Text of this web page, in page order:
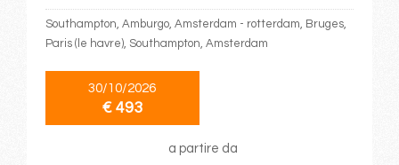
Southampton, Amburgo, Amsterdam - rotterdam, Bruges,
Paris (le havre), Southampton, Amsterdam
30/10/2026
€ 493
a partire da